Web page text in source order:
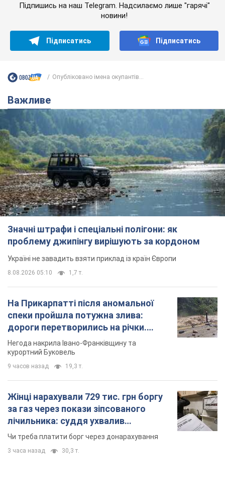
Підпишись на наш Telegram. Надсилаємо лише "гарячі"
новини!
Підписатись Підписатись
Опубліковано імена окупантів...
Важливе
Значні штрафи і спеціальні полігони: як
проблему джипінгу вирішують за кордоном
Україні не завадить взяти приклад із країн Європи
8.08.2026 05:10 1,7 т.
На Прикарпатті після аномальної
спеки пройшла потужна злива:
дороги перетворились на річки.
Відео
Негода накрила Івано-Франківщину та
курортний Буковель
9 часов назад 19,3 т.
Жінці нарахували 729 тис. грн боргу
за газ через покази зіпсованого
лічильника: суддя ухвалив
неочікуване рішення
Чи треба платити борг через донарахування
3 часа назад 30,3 т.